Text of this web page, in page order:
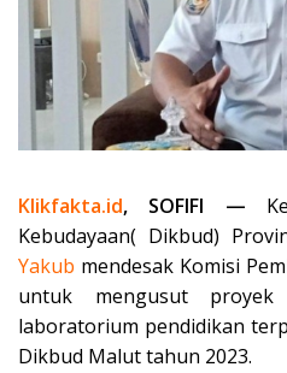
Klikfakta.id, SOFIFI —
Kebudayaan( Dikbud)
Yakub mendesak Komisi
untuk mengusut proyek
laboratorium pendidikan
Dikbud Malut tahun 2023.